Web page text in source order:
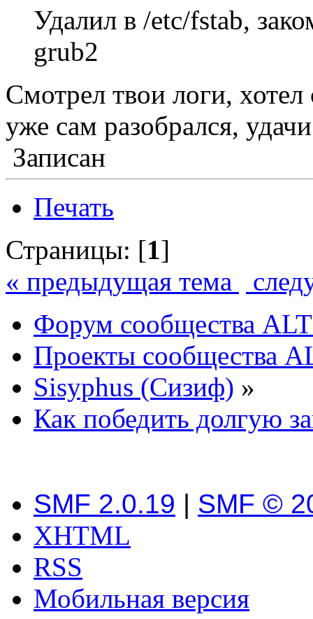
Удалил в /etc/fstab,
grub2
Смотрел твои логи,
уже сам разобрался,
Записан
Печать
Страницы: [1]
« предыдущая тема
Форум сообщества
Проекты сообщества
Sisyphus (Сизиф) »
Как победить долгую
SMF 2.0.19 | SMF ©
XHTML
RSS
Мобильная версия